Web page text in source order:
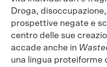
Droga,
prospettive negate e
centro delle sue
accade anche in
una lingua proteiforme